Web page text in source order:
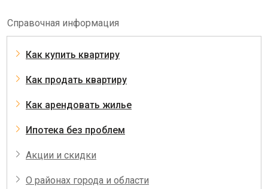
Справочная информация
Как купить квартиру
Как продать квартиру
Как арендовать жилье
Ипотека без проблем
Акции и скидки
О районах города и области